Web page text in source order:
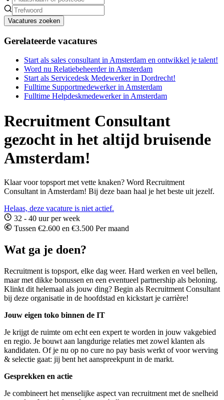
Vacatures zoeken
Gerelateerde vacatures
Start als sales consultant in Amsterdam en ontwikkel je talent!
Word nu Relatiebeheerder in Amsterdam
Start als Servicedesk Medewerker in Dordrecht!
Fulltime Supportmedewerker in Amsterdam
Fulltime Helpdeskmedewerker in Amsterdam
Recruitment Consultant
gezocht in het altijd bruisende
Amsterdam!
Klaar voor topsport met vette knaken? Word Recruitment
Consultant in Amsterdam! Bij deze baan haal je het beste uit jezelf.
Helaas, deze vacature is niet actief.
32 - 40 uur per week
Tussen €2.600 en €3.500 Per maand
Wat ga je doen?
Recruitment is topsport, elke dag weer. Hard werken en veel bellen,
maar met dikke bonussen en een eventueel partnership als beloning.
Klinkt dit helemaal als jouw ding? Begin als Recruitment Consultant
bij deze organisatie in de hoofdstad en kickstart je carrière!
Jouw eigen toko binnen de IT
Je krijgt de ruimte om echt een expert te worden in jouw vakgebied
en regio. Je bouwt aan langdurige relaties met zowel klanten als
kandidaten. Of je nu op no cure no pay basis werkt of voor werving
& selectie gaat: jij bent het aanspreekpunt in de markt.
Gesprekken en actie
Je combineert het menselijke aspect van recruitment met de snelheid